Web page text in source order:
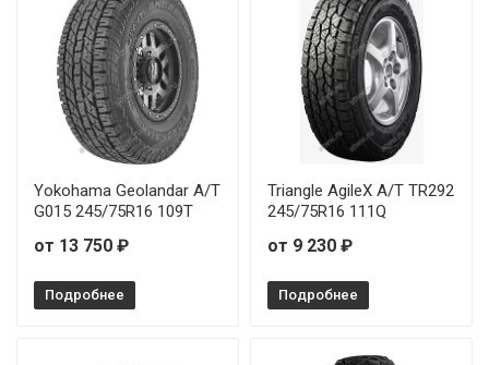
Yokohama Geolandar A/T
G015 245/75R16 109T
от 13 750 ₽
Подробнее
Triangle AgileX A/T TR292
245/75R16 111Q
от 9 230 ₽
Подробнее